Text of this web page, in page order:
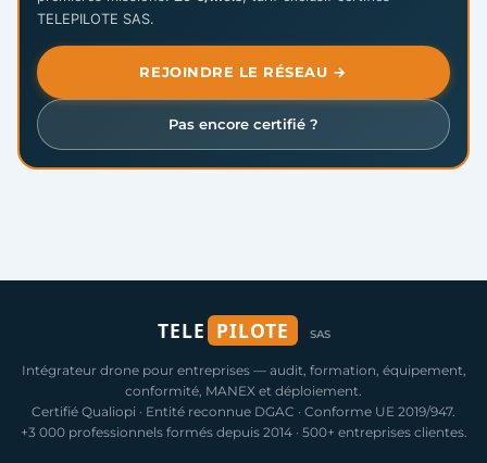
TELEPILOTE SAS.
REJOINDRE LE RÉSEAU →
Pas encore certifié ?
TELE PILOTE SAS
Intégrateur drone pour entreprises — audit, formation, équipement,
conformité, MANEX et déploiement.
Certifié Qualiopi · Entité reconnue DGAC · Conforme UE 2019/947.
+3 000 professionnels formés depuis 2014 · 500+ entreprises clientes.